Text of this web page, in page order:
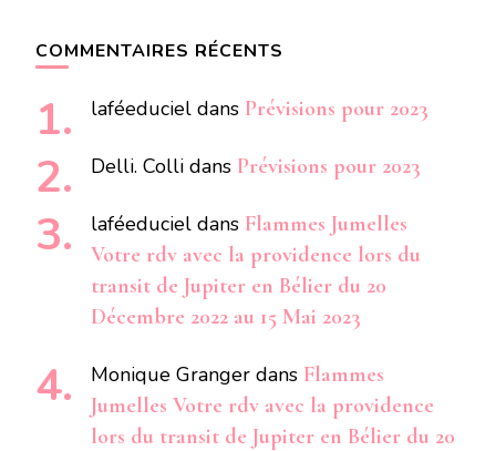
COMMENTAIRES RÉCENTS
laféeduciel dans Prévisions pour 2023
Delli. Colli dans Prévisions pour 2023
laféeduciel dans Flammes Jumelles
Votre rdv avec la providence lors du
transit de Jupiter en Bélier du 20
Décembre 2022 au 15 Mai 2023
Monique Granger dans Flammes
Jumelles Votre rdv avec la providence
lors du transit de Jupiter en Bélier du 20